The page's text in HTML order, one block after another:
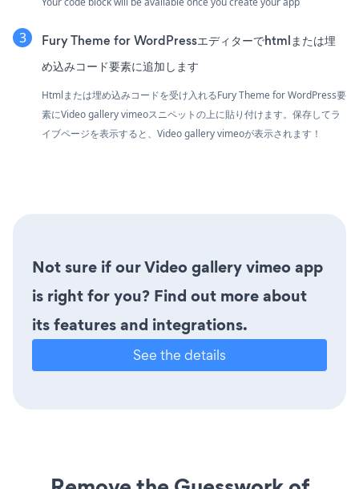
Fury Theme for WordPressエディターでhtmlまたは埋
め込みコード要素に追加します
Htmlまたは埋め込みコードを受け入れるFury Theme for WordPress要
素にVideo gallery vimeoスニペットの上に貼り付けます。保存してラ
イブページを表示すると、Video gallery vimeoが表示されます！
Not sure if our Video gallery vimeo app
is right for you? Find out more about
its features and integrations.
See the details